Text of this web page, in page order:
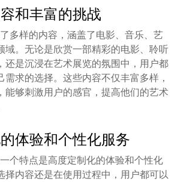
和丰富的挑战
了多样的内容，涵盖了电影、音乐、艺
域。无论是欣赏一部精彩的电影、聆听
还是沉浸在艺术展览的氛围中，用户都
需求的选择。这些内容不仅丰富多样，
能够刺激用户的感官，提高他们的艺术
体验和个性化服务
一个特点是高度定制化的体验和个性化
择内容还是在使用过程中，用户都可以